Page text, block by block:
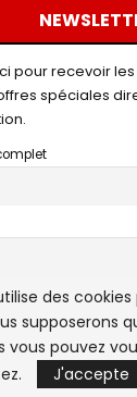
pour recevoir
spéciales
vous acceptez la
des
supposerons
vous pouvez
J'accepte